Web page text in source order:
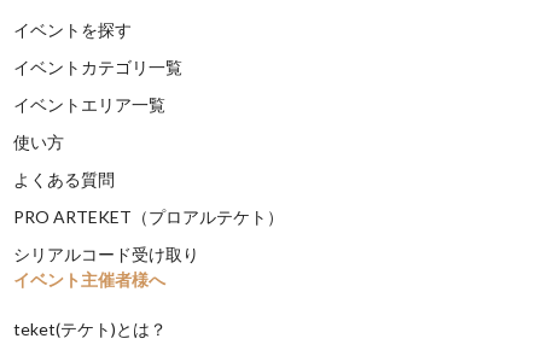
イベントを探す
イベントカテゴリ一覧
イベントエリア一覧
使い方
よくある質問
PRO ARTEKET（プロアルテケト）
シリアルコード受け取り
イベント主催者様へ
teket(テケト)とは？